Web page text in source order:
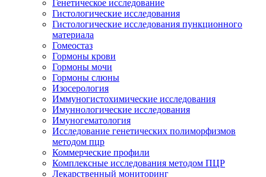
Генетическое исследование
Гистологические исследования
Гистологические исследования пункционного
материала
Гомеостаз
Гормоны крови
Гормоны мочи
Гормоны слюны
Изосерология
Иммуногистохимические исследования
Имуннологические исследования
Имуногематология
Исследование генетических полиморфизмов
методом пцр
Коммерческие профили
Комплексные исследования методом ПЦР
Лекарственный мониторинг